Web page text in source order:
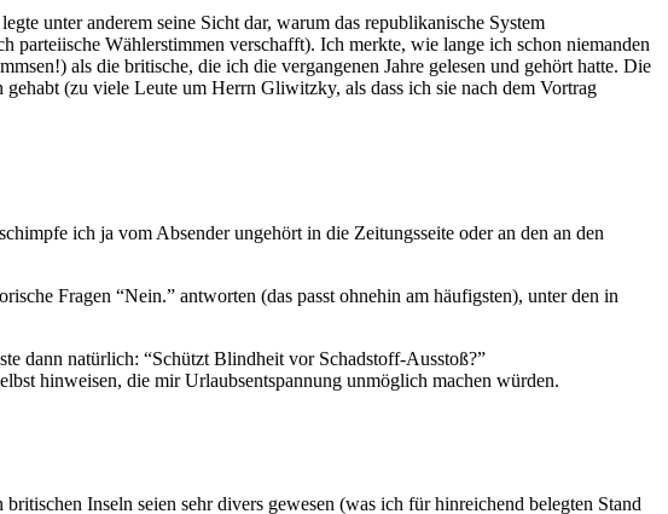
unter anderem seine Sicht dar, warum das republikanische System
Wählerstimmen verschafft). Ich merkte, wie lange ich schon niemanden
als die britische, die ich die vergangenen Jahre gelesen und gehört hatte. Die
(zu viele Leute um Herrn Gliwitzky, als dass ich sie nach dem Vortrag
ich ja vom Absender ungehört in die Zeitungsseite oder an den an den
Fragen “Nein.” antworten (das passt ohnehin am häufigsten), unter den in
dann natürlich: “Schützt Blindheit vor Schadstoff-Ausstoß?”
hinweisen, die mir Urlaubsentspannung unmöglich machen würden.
Inseln seien sehr divers gewesen (was ich für hinreichend belegten Stand